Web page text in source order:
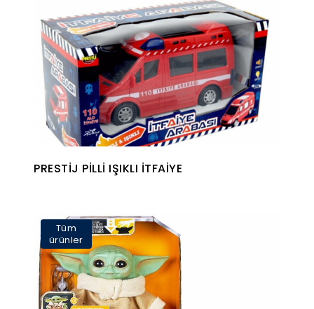
PRESTİJ PİLLİ IŞIKLI İTFAİYE
Tüm
ürünler